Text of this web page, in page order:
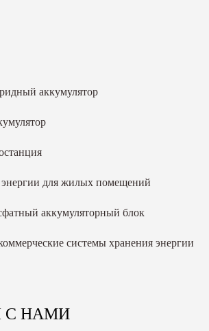
аккумулятор
для жилых помещений
аккумуляторный блок
системы хранения энергии
С НАМИ